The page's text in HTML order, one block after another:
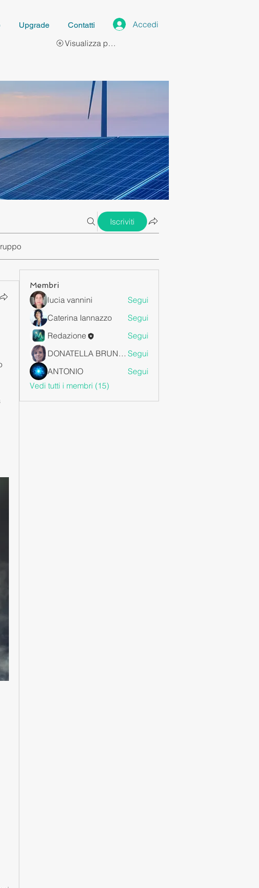
Upgrade Contatti
Accedi
Visualizza punti
Iscriviti
Membri
lucia vannini
Segui
Caterina Iannazzo
Segui
Redazione
Segui
DONATELLA BRUNETTI Segui
ANTONIO
Segui
Vedi tutti i membri (15)